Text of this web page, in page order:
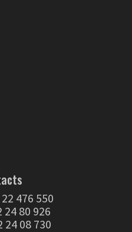
476 550
24 80 926
24 08 730